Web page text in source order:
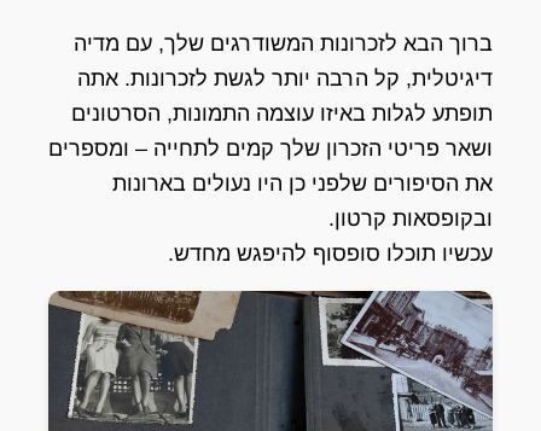
ברוך הבא לזכרונות המשודרגים שלך, עם מדיה
דיגיטלית, קל הרבה יותר לגשת לזכרונות. אתה
תופתע לגלות באיזו עוצמה התמונות, הסרטונים
ושאר פריטי הזכרון שלך קמים לתחייה – ומספרים
את הסיפורים שלפני כן היו נעולים בארונות
ובקופסאות קרטון.
עכשיו תוכלו סופסוף להיפגש מחדש.